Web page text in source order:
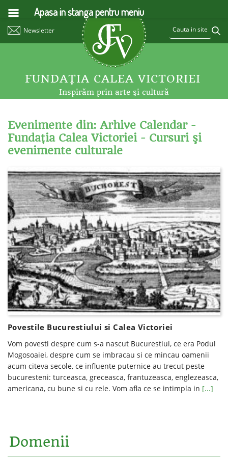
Newsletter
FUNDAŢIA CALEA VICTORIEI
Inspirăm prin arte şi cultură
Evenimente din: Arhive Calendar -
Fundaţia Calea Victoriei - Cursuri şi
evenimente culturale
Povestile Bucurestiului si Calea Victoriei
Vom povesti despre cum s-a nascut Bucurestiul, ce era Podul
Mogosoaiei, despre cum se imbracau si ce mincau oamenii
acum citeva secole, ce influente puternice au trecut peste
bucuresteni: turceasca, greceasca, frantuzeasca, englezeasca,
americana, cu bune si cu rele. Vom afla ce se intimpla in [...]
Domenii
Apasa in stanga pentru meniu